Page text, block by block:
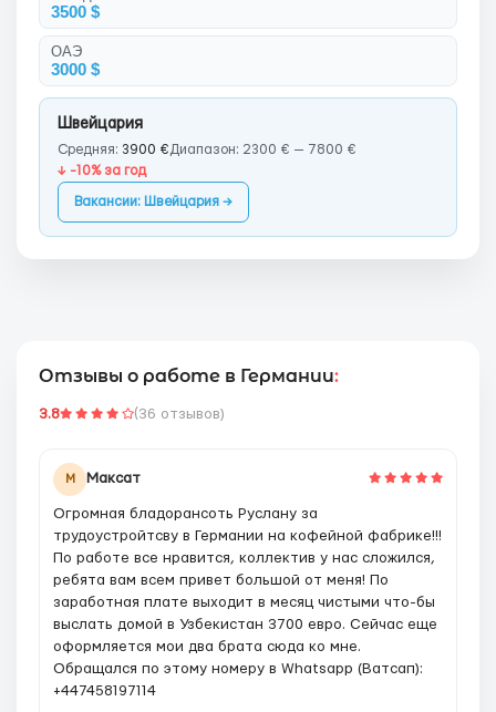
3500 $
ОАЭ
3000 $
Швейцария
Средняя: 3900 € Диапазон: 2300 € — 7800 €
↓ -10% за год
Вакансии: Швейцария →
Отзывы о работе в Германии:
3.8 (36 отзывов)
М Максат
Огромная бладорансоть Руслану за
трудоустройтсву в Германии на кофейной фабрике!!!
По работе все нравится, коллектив у нас сложился,
ребята вам всем привет большой от меня! По
заработная плате выходит в месяц чистыми что-бы
выслать домой в Узбекистан 3700 евро. Сейчас еще
оформляется мои два брата сюда ко мне.
Обращался по этому номеру в Whatsapp (Ватсап):
+447458197114